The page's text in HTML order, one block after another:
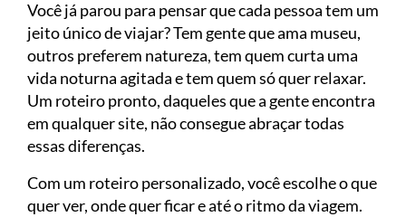
Você já parou para pensar que cada pessoa tem um
jeito único de viajar? Tem gente que ama museu,
outros preferem natureza, tem quem curta uma
vida noturna agitada e tem quem só quer relaxar.
Um roteiro pronto, daqueles que a gente encontra
em qualquer site, não consegue abraçar todas
essas diferenças.
Com um roteiro personalizado, você escolhe o que
quer ver, onde quer ficar e até o ritmo da viagem.